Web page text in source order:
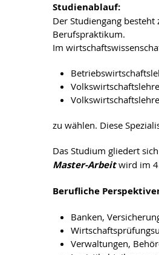
Studienablauf:
Der Studiengang
Berufspraktikum.
Im
zu wählen. Diese
Das Studium gliedert
Master-Arbeitwird im
Berufliche
Banken,
Verwaltungen,